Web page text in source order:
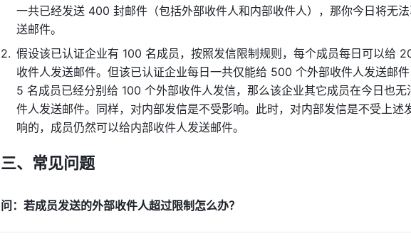
一共已经发送 400 封邮件（包括外部收件人和内部收件人），那你今日将无
送邮件。
假设该已认证企业有 100 名成员，按照发信限制规则，每个成员每日可以给
收件人发送邮件。但该已认证企业每日一共仅能给 500 个外部收件人发送邮
5 名成员已经分别给 100 个外部收件人发信，那么该企业其它成员在今日也无
件人发送邮件。同样，对内部发信是不受影响。此时，对内部发信是不受上述
响的，成员仍然可以给内部收件人发送邮件。
三、常见问题
问：若成员发送的外部收件人超过限制怎么办？